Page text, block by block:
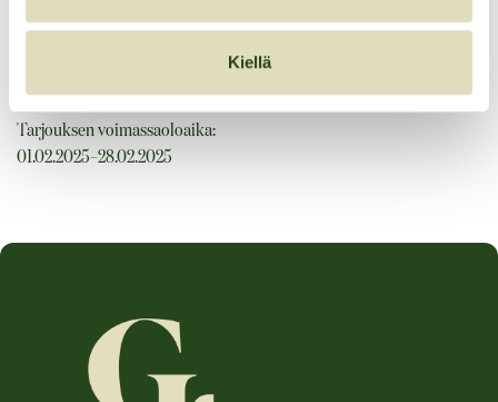
Kiellä
Tarjouksen voimassaoloaika:
01.02.2025–28.02.2025